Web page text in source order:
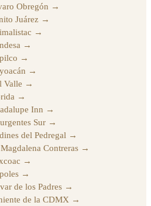
Obregón →
Juárez →
→
→
→
→
Valle →
→
Inn →
Sur →
del Pedregal →
Contreras →
→
→
de los Padres →
de la CDMX →